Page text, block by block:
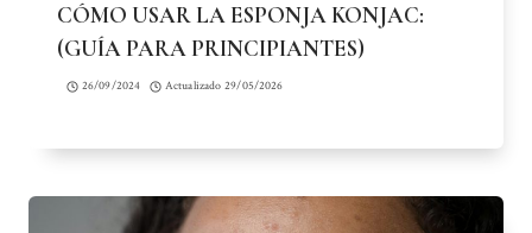
CÓMO USAR LA ESPONJA KONJAC:
(GUÍA PARA PRINCIPIANTES)
26/09/2024 Actualizado 29/05/2026